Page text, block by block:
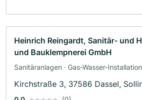
Heinrich Reingardt, Sanitär- und
und Bauklempnerei GmbH
Sanitäranlagen · Gas-Wasser-
Kirchstraße 3, 37586 Dassel,